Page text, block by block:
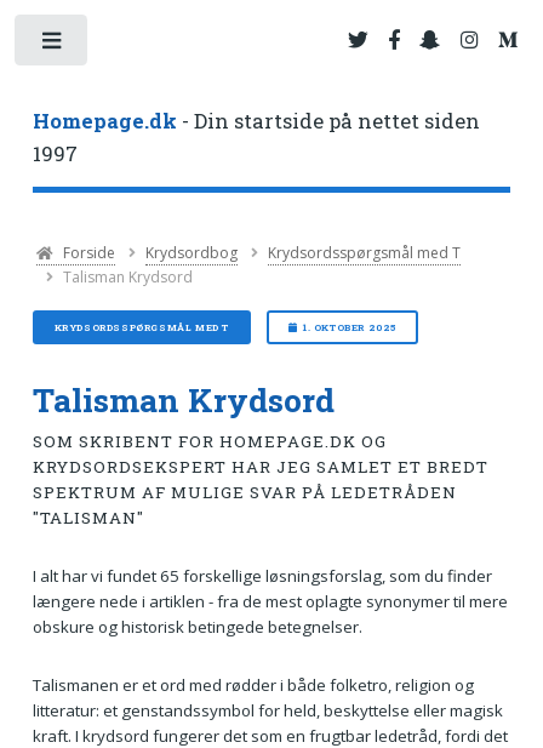
Homepage.dk - Din startside på nettet siden
1997
Forside Krydsordbog
Krydsordsspørgsmål med T
Talisman Krydsord
KRYDSORDSSPØRGSMÅL MED T 1. OKTOBER 2025
Talisman Krydsord
SOM SKRIBENT FOR HOMEPAGE.DK OG
KRYDSORDSEKSPERT HAR JEG SAMLET ET BREDT
SPEKTRUM AF MULIGE SVAR PÅ LEDETRÅDEN
"TALISMAN"
I alt har vi fundet 65 forskellige løsningsforslag, som du finder
længere nede i artiklen - fra de mest oplagte synonymer til mere
obskure og historisk betingede betegnelser.
Talismanen er et ord med rødder i både folketro, religion og
litteratur: et genstandssymbol for held, beskyttelse eller magisk
kraft. I krydsord fungerer det som en frugtbar ledetråd, fordi det